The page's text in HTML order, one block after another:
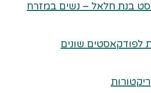
בנת חלאל – נשים במזרח
לפודקאסטים שונים